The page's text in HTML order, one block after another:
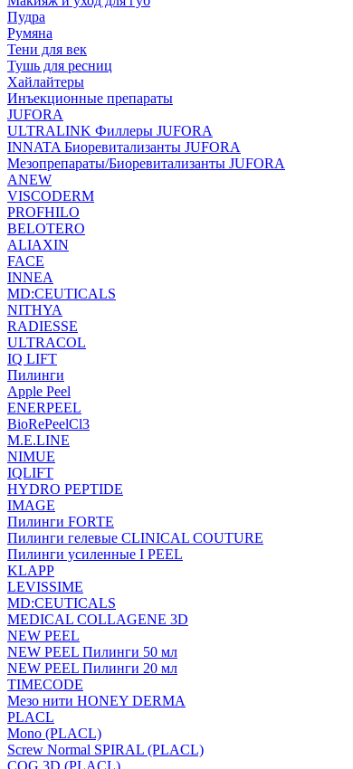
Пудра
Румяна
Тени для век
Тушь для ресниц
Хайлайтеры
Инъекционные препараты
JUFORA
ULTRALINK Филлеры JUFORA
INNATA Биоревитализанты JUFORA
Мезопрепараты/Биоревитализанты JUFORA
ANEW
VISCODERM
PROFHILO
BELOTERO
ALIAXIN
FACE
INNEA
MD:CEUTICALS
NITHYA
RADIESSE
ULTRACOL
IQ LIFT
Пилинги
Apple Peel
ENERPEEL
BioRePeelCl3
M.E.LINE
NIMUE
IQLIFT
HYDRO PEPTIDE
IMAGE
Пилинги FORTE
Пилинги гелевые CLINICAL COUTURE
Пилинги усиленные I PEEL
KLAPP
LEVISSIME
MD:CEUTICALS
MEDICAL COLLAGENE 3D
NEW PEEL
NEW PEEL Пилинги 50 мл
NEW PEEL Пилинги 20 мл
TIMECODE
Мезо нити HONEY DERMA
PLACL
Mono (PLACL)
Screw Normal SPIRAL (PLACL)
COG 3D (PLACL)